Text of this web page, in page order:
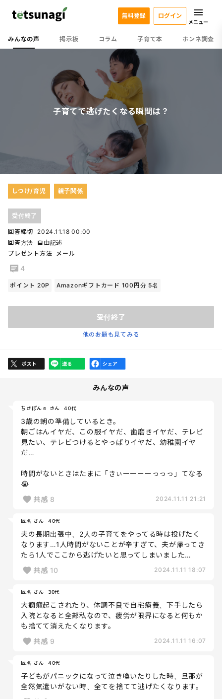
みんなの声 掲示板 コラム 子育て本 ホンネ調査
無料登録 ログイン
メニュー
子育てで逃げたくなる瞬間は？
しつけ/育児 親子関係
受付終了
回答締切
2024.11.18 00:00
回答方法
自由記述
プレゼント方法
メール
4
ポイント 20P Amazonギフトカード 100円分 5名
受付終了
他のお題も見てみる
みんなの声
ちさぽん☺︎ さん 40代
3歳の朝の準備しているとき。
朝ごはんイヤだ、この服イヤだ、歯磨きイヤだ、テレビ
見たい、テレビつけるとやっぱりイヤだ、幼稚園イヤ
だ…
時間がないときはたまに「きぃーーーーっっっ」てなる
😭
共感 8 2024.11.11 21:21
匿名 さん 40代
夫の長期出張中、2人の子育てをやってる時は投げたく
なります…1人時間がないことが辛すぎて、夫が帰ってき
たら1人でここから逃げたいと思ってしまいました…
共感 10 2024.11.11 18:07
匿名 さん 30代
大癇癪起こされたり、体調不良で自宅療養、下手したら
入院となると全部私なので、疲労が限界になると何もか
も捨てて消えたくなります。
共感 9 2024.11.11 16:07
匿名 さん 40代
子どもがパニックになって泣き喚いたりした時、旦那が
全然気遣いがない時、全てを捨てて逃げたくなります。